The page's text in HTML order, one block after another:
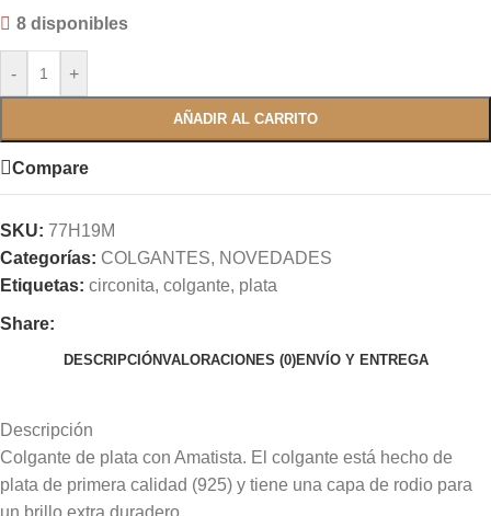
8 disponibles
- +
AÑADIR AL CARRITO
Compare
SKU: 77H19M
Categorías: COLGANTES, NOVEDADES
Etiquetas: circonita, colgante, plata
Share:
DESCRIPCIÓNVALORACIONES (0)ENVÍO Y ENTREGA
Descripción
Colgante de plata con Amatista. El colgante está hecho de
plata de primera calidad (925) y tiene una capa de rodio para